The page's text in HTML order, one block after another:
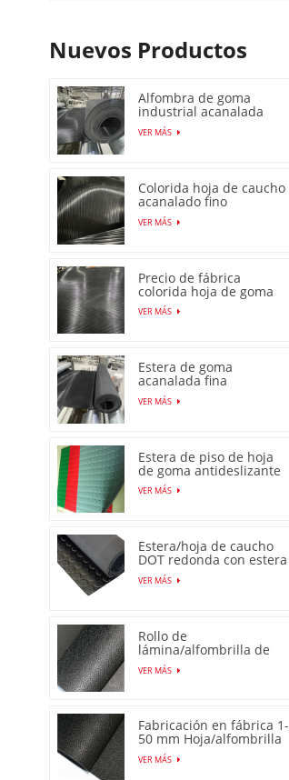
Nuevos Productos
Alfombra de goma
industrial acanalada
fina de alta calidad
VER MÁS
Colorida hoja de caucho
acanalado fino
antideslizante con
precio bajo
VER MÁS
Precio de fábrica
colorida hoja de goma
acanalada fina
antideslizante
VER MÁS
Estera de goma
acanalada fina
antideslizante
producida en fábrica en
VER MÁS
Estera de piso de hoja
de goma antideslizante
con patrón de moneda
de venta caliente
VER MÁS
Estera/hoja de caucho
DOT redonda con estera
de perno prisionero
VER MÁS
Rollo de
lámina/alfombrilla de
goma antideslizante de
piel de naranja
VER MÁS
Fabricación en fábrica 1-
50 mm Hoja/alfombrilla
de goma de piel de
naranja antideslizante
VER MÁS